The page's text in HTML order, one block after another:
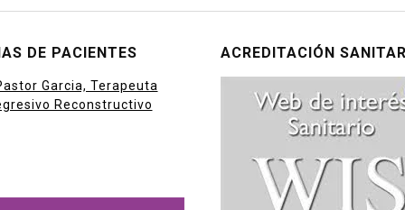
DE PACIENTES ACREDITACIÓN